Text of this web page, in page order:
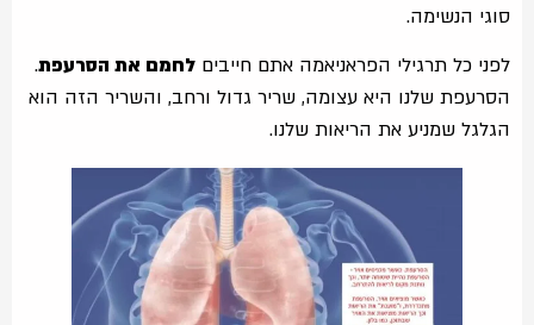
סוגי הנשימה.
לפני כל תרגילי הפראניאמה אתם חייבים לחמם את הסרעפת.
הסרעפת שלנו היא עצומה, שריר גדול ורחב, והשריר הזה הוא
הגלגל שמניע את הריאות שלנו.